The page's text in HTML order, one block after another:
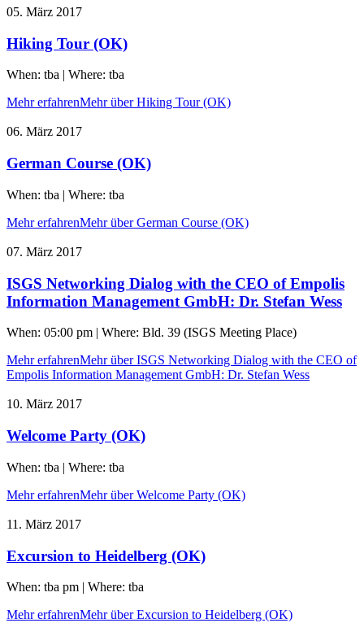
05. März 2017
Hiking Tour (OK)
When: tba | Where: tba
Mehr erfahrenMehr über Hiking Tour (OK)
06. März 2017
German Course (OK)
When: tba | Where: tba
Mehr erfahrenMehr über German Course (OK)
07. März 2017
ISGS Networking Dialog with the CEO of Empolis
Information Management GmbH: Dr. Stefan Wess
When: 05:00 pm | Where: Bld. 39 (ISGS Meeting Place)
Mehr erfahrenMehr über ISGS Networking Dialog with the CEO of
Empolis Information Management GmbH: Dr. Stefan Wess
10. März 2017
Welcome Party (OK)
When: tba | Where: tba
Mehr erfahrenMehr über Welcome Party (OK)
11. März 2017
Excursion to Heidelberg (OK)
When: tba pm | Where: tba
Mehr erfahrenMehr über Excursion to Heidelberg (OK)